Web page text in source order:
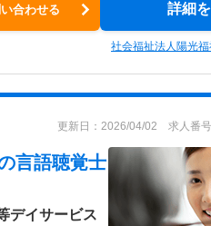
合わせる 詳細
社会福祉法人陽光
更新日：2026/04/02 求人番
言語聴覚士
デイサービス